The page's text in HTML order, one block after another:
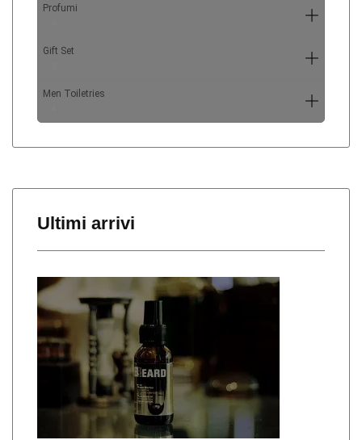
Profumi
Gift Set
Men Toiletries
Ultimi arrivi